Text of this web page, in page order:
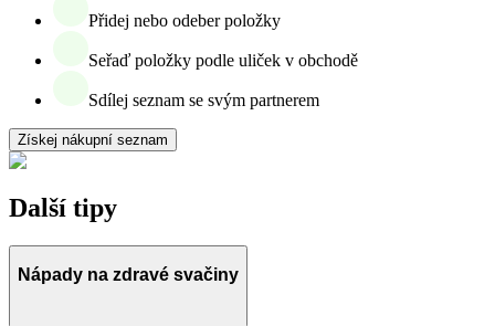
Přidej nebo odeber položky
Seřaď položky podle uliček v obchodě
Sdílej seznam se svým partnerem
Získej nákupní seznam
Další tipy
Nápady na zdravé svačiny